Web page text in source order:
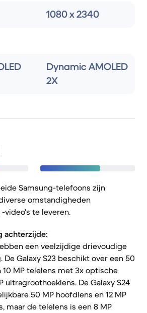
1080 x 2340
Dynamic AMOLED
2X
Samsung-telefoons zijn
omstandigheden
video's te leveren.
achterzijde:
een veelzijdige drievoudige
Galaxy S23 beschikt over een 50
10 MP telelens met 3x optische
ultragroothoeklens. De Galaxy S24
50 MP hoofdlens en 12 MP
maar de telelens is een 8 MP